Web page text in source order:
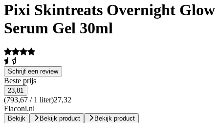
Pixi Skintreats Overnight Glow
Serum Gel 30ml
Schrijf een review
Beste prijs
23,81
(793,67 / 1 liter)27,32
Flaconi.nl
Bekijk Bekijk product Bekijk product